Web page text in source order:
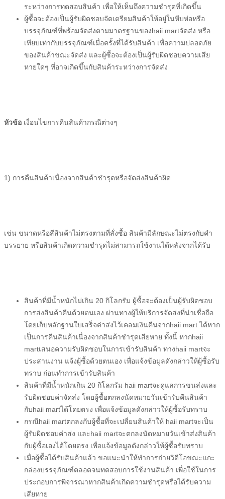
ระหว่างการทดสอบสินค้า เพื่อให้เห็นถึงความชำรุดที่เกิดขึ้น
ผู้ซื้อจะต้องเป็นผู้รับผิดชอบจัดเตรียมสินค้าให้อยู่ในหีบห่อหรือ
บรรจุภัณฑ์ที่พร้อมจัดส่งตามมาตรฐานของhaii martจัดส่ง หรือ
เทียบเท่ากับบรรจุภัณฑ์เมื่อครั้งที่ได้รับสินค้า เพื่อความปลอดภัย
ของสินค้าขณะจัดส่ง และผู้ซื้อจะต้องเป็นผู้รับผิดชอบความเสีย
หายใดๆ ที่อาจเกิดขึ้นกับสินค้าระหว่างการจัดส่ง
หัวข้อ เงื่อนไขการคืนสินค้ากรณีต่างๆ
1) การคืนสินค้าเนื่องจากสินค้าชำรุดหรือจัดส่งสินค้าผิด
เช่น ขนาดหรือสีสินค้าไม่ตรงตามที่สั่งซื้อ สินค้ามีลักษณะไม่ตรงกับคำ
บรรยาย หรือสินค้าเกิดความชำรุดไม่สามารถใช้งานได้หลังจากได้รับ
สินค้าที่มีน้ำหนักไม่เกิน 20 กิโลกรัม ผู้ซื้อจะต้องเป็นผู้รับผิดชอบ
การส่งสินค้าคืนด้วยตนเอง ผ่านทางผู้ให้บริการจัดส่งที่น่าเชื่อถือ
โดยเก็บหลักฐานใบเสร็จค่าส่งไว้เคลมเงินคืนจากhaii martได้หาก
เป็นการคืนสินค้าเนื่องจากสินค้าชำรุดเสียหาย ทั้งนี้ หากhaii
martเสนอความรับผิดชอบในการเข้ารับสินค้า ทางhaii martจะ
ประสานงาน แจ้งผู้ซื้อด้วยตนเอง เพื่อแจ้งข้อมูลดังกล่าวให้ผู้ซื้อรับ
ทราบ ก่อนทำการเข้ารับสินค้า
สินค้าที่มีน้ำหนักเกิน 20 กิโลกรัม haii martจะดูแลการขนส่งและ
รับผิดชอบค่าจัดส่ง โดยผู้ซื้อตกลงนัดหมายวันเข้ารับคืนสินค้า
กับhaii martได้โดยตรง เพื่อแจ้งข้อมูลดังกล่าวให้ผู้ซื้อรับทราบ
กรณีhaii martตกลงกับผู้ซื้อที่จะเปลี่ยนสินค้าให้ haii martจะเป็น
ผู้รับผิดชอบค่าส่ง และhaii martจะตกลงนัดหมายวันเข้าส่งสินค้า
กับผู้ซื้อเองได้โดยตรง เพื่อแจ้งข้อมูลดังกล่าวให้ผู้ซื้อรับทราบ
เมื่อผู้ซื้อได้รับสินค้าแล้ว ขอแนะนำให้ทำการถ่ายวิดีโอขณะแกะ
กล่องบรรจุภัณฑ์ตลอดจนทดสอบการใช้งานสินค้า เพื่อใช้ในการ
ประกอบการพิจารณาหากสินค้าเกิดความชำรุดหรือได้รับความ
เสียหาย